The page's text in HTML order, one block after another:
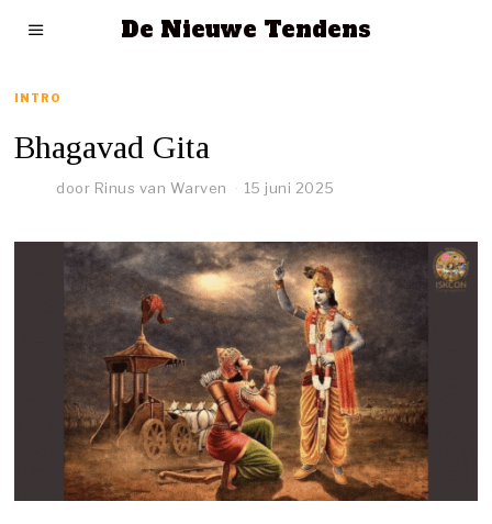
De Nieuwe Tendens
INTRO
Bhagavad Gita
door Rinus van Warven 15 juni 2025